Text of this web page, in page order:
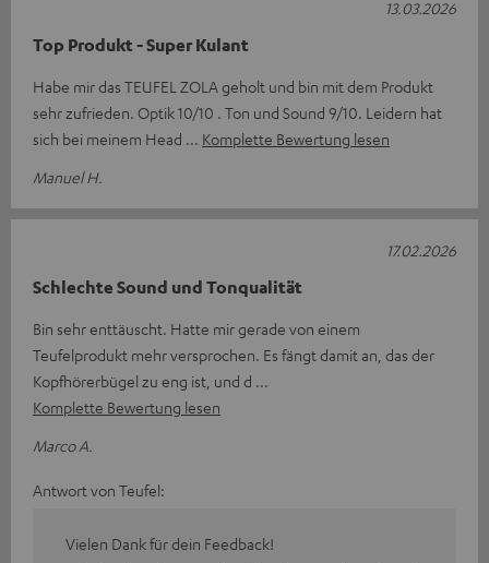
Top Produkt - Super Kulant
Habe mir das TEUFEL ZOLA geholt und bin mit dem Produkt
sehr zufrieden. Optik 10/10 . Ton und Sound 9/10. Leidern hat
sich bei meinem Head
Komplette Bewertung lesen
Manuel H.
13.03.2026
Schlechte Sound und Tonqualität
Bin sehr enttäuscht. Hatte mir gerade von einem
Teufelprodukt mehr versprochen. Es fängt damit an, das der
Kopfhörerbügel zu eng ist, und d
Komplette Bewertung lesen
Marco A.
17.02.2026
Antwort von Teufel:
Vielen Dank für dein Feedback!